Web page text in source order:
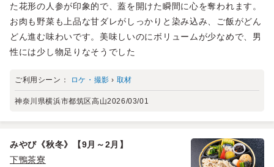
た花形の人参が印象的で、蓋を開けた瞬間に心を奪われます。
お肉も野菜も上品な甘ダレがしっかりと染み込み、ご飯がどん
どん進む味わいです。美味しいのにボリュームが少なめで、男
性には少し物足りなそうでした
ご利用シーン： ロケ・撮影 › 取材
神奈川県横浜市都筑区高山2026/03/01
みやび《秋冬》【9月～2月】
下鴨茶寮